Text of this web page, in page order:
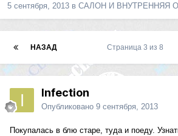
5 сентября, 2013 в САЛОН И ВНУТРЕННЯЯ
НАЗАД Страница 3 из 8
Infection
Опубликовано 9 сентября, 2013
Покупалась в блю старе, туда и поеду.